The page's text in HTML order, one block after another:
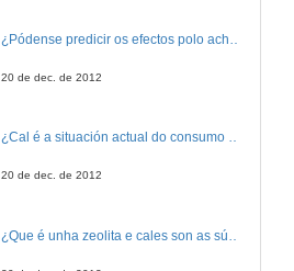
20 de dec. de 2012
¿Cal é a situación actual do consumo cinematográfico?
20 de dec. de 2012